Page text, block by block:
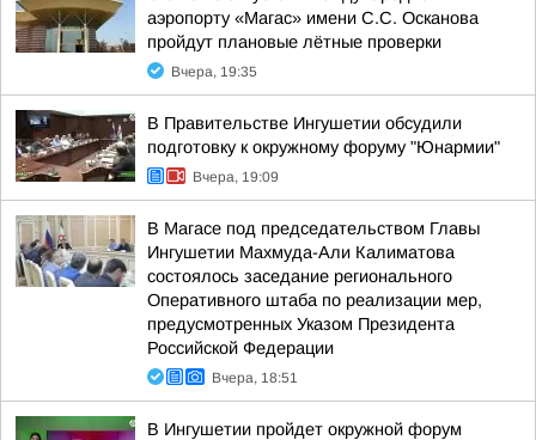
аэропорту «Магас» имени С.С. Осканова
пройдут плановые лётные проверки
Вчера, 19:35
В Правительстве Ингушетии обсудили
подготовку к окружному форуму "Юнармии"
Вчера, 19:09
В Магасе под председательством Главы
Ингушетии Махмуда-Али Калиматова
состоялось заседание регионального
Оперативного штаба по реализации мер,
предусмотренных Указом Президента
Российской Федерации
Вчера, 18:51
В Ингушетии пройдет окружной форум